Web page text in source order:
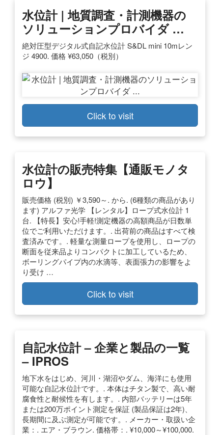
水位計 | 地質調査・計測機器の
ソリューションプロバイダ …
絶対圧型デジタル式自記水位計 S&DL mini 10mレン
ジ 4900. 価格 ¥63,050（税別）
Click to visit
水位計の販売特集【通販モノタ
ロウ】
販売価格 (税別) ￥3,590～. から. (6種類の商品があり
ます) アルファ光学 【レンタル】ロープ式水位計 1
台. 【特長】安心!手軽!測定機器の高額商品が日数単
位でご利用いただけます。. 出荷前の商品はすべて検
査済みです。. 軽量な測量ロープを使用し、ロープの
断面を従来品よりコンパクトに加工しているため、
ボーリングパイプ内の水滴等、表面張力の影響をよ
り受け …
Click to visit
自記水位計 – 企業と製品の一覧
– IPROS
地下水をはじめ、河川・湖沼やダム、海洋にも使用
可能な自記水位計です。. 本体はチタン製で、高い耐
腐食性と耐候性を有します。. 内部バッテリーは5年
または200万ポイント測定を保証 (製品保証は2年)、
長期間に及ぶ測定が可能です。. メーカー・取扱い企
業：. エア・ブラウン. 価格帯：. ¥10,000～¥100,000.